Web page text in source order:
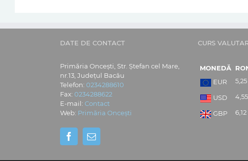
DATE DE CONTACT
Primăria Oncești, Str. Ștefan cel Mare,
nr.13, Județul Bacău
Telefon: 0234288610
Fax: 0234288622
E-mail: Contact
Web: Primăria Oncești
CURS
MONEDĂ
EUR
5,25
USD 4,55
GBP 6,12